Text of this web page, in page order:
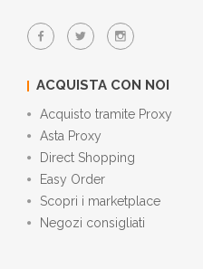
ACQUISTA CON NOI
Acquisto tramite Proxy
Asta Proxy
Direct Shopping
Easy Order
Scopri i marketplace
Negozi consigliati